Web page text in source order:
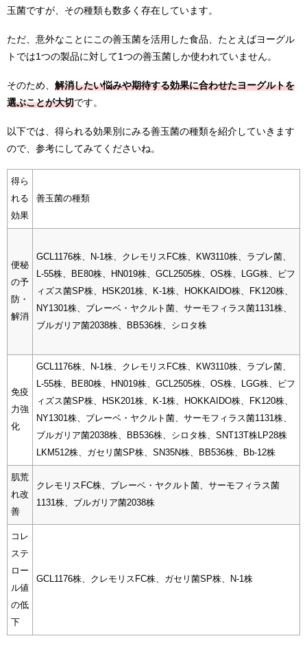
玉菌ですが、その種類も数多く存在しています。
ただ、意外なことにこの善玉菌を活用した食品、たとえばヨーグル
トでは1つの製品に対して1つの善玉菌しか使われていません。
そのため、 解消したい悩みや期待する効果に合わせたヨーグルトを
選ぶことが大切です。
以下では、得られる効果別にみる善玉菌の種類を紹介していきます
ので、参考にしてみてくださいね。
得ら
れる
効果
善玉菌の種類
便秘
の予
防・
解消
GCL1176株、N-1株、クレモリスFC株、KW3110株、ラブレ菌、
L-55株、BE80株、HN019株、GCL2505株、OS株、LGG株、ビフ
ィズス菌SP株、HSK201株、K-1株、HOKKAIDO株、FK120株、
NY1301株、ブレーベ・ヤクルト菌、サーモフィラス菌1131株、
ブルガリア菌2038株、BB536株、シロタ株
免疫
力強
化
GCL1176株、N-1株、クレモリスFC株、KW3110株、ラブレ菌、
L-55株、BE80株、HN019株、GCL2505株、OS株、LGG株、ビフ
ィズス菌SP株、HSK201株、K-1株、HOKKAIDO株、FK120株、
NY1301株、ブレーベ・ヤクルト菌、サーモフィラス菌1131株、
ブルガリア菌2038株、BB536株、シロタ株、SNT13T株LP28株
LKM512株、ガセリ菌SP株、SN35N株、BB536株、Bb-12株
肌荒
れ改
善
クレモリスFC株、ブレーベ・ヤクルト菌、サーモフィラス菌
1131株、ブルガリア菌2038株
コレ
ステ
ロー
ル値
の低
下
GCL1176株、クレモリスFC株、ガセリ菌SP株、N-1株